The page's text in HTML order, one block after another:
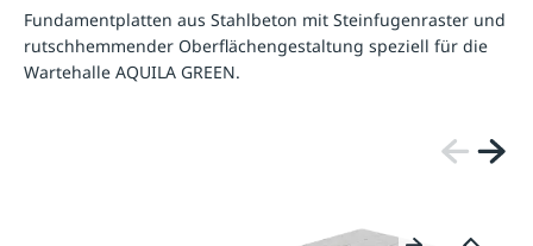
Fundamentplatten aus Stahlbeton mit Steinfugenraster und
rutschhemmender Oberflächengestaltung speziell für die
Wartehalle AQUILA GREEN.